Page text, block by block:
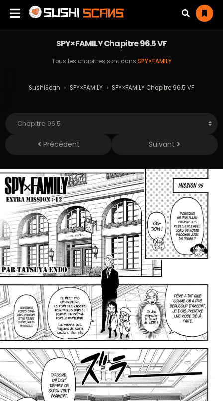
SPY×FAMILY Chapitre 96.5 VF
Tous les chapitres sont dans SPY×FAMILY
SushiScan › SPY×FAMILY › SPY×FAMILY Chapitre 96.5 VF
Précédent Suivant